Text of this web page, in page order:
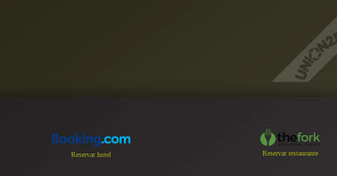
Reservar hotel
Reservar restaurante